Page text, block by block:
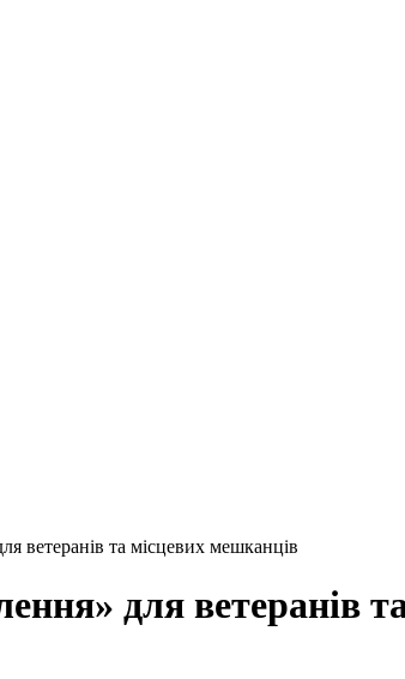
ветеранів та місцевих мешканців
для ветеранів